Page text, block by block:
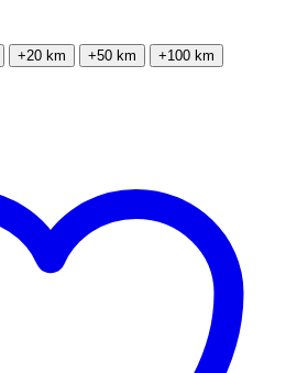
+20 km +50 km +100 km